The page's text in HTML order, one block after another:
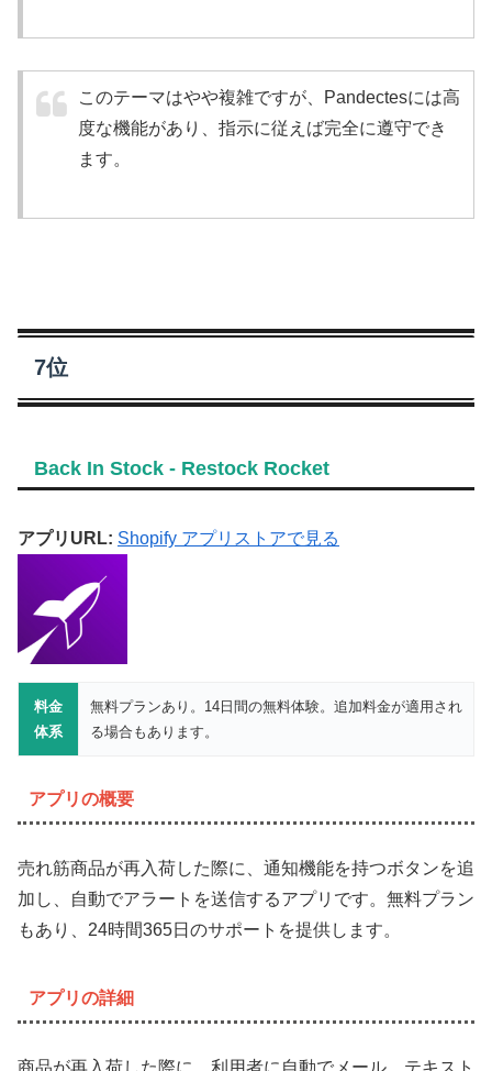
このテーマはやや複雑ですが、Pandectesには高
度な機能があり、指示に従えば完全に遵守でき
ます。
7位
Back In Stock ‑ Restock Rocket
アプリURL: Shopify アプリストアで見る
料金
体系
無料プランあり。14日間の無料体験。追加料金が適用され
る場合もあります。
アプリの概要
売れ筋商品が再入荷した際に、通知機能を持つボタンを追
加し、自動でアラートを送信するアプリです。無料プラン
もあり、24時間365日のサポートを提供します。
アプリの詳細
商品が再入荷した際に、利用者に自動でメール、テキスト